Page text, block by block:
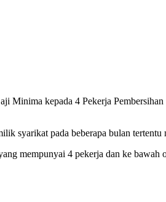
Minima kepada 4 Pekerja
syarikat pada beberapa bulan
mempunyai 4 pekerja dan ke bawah